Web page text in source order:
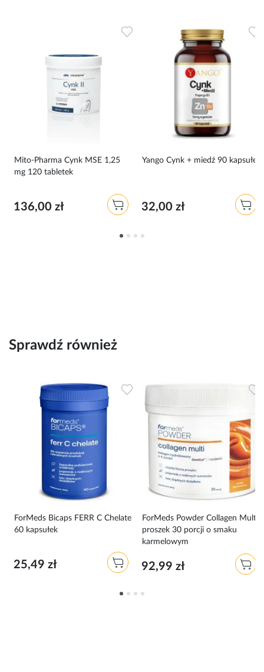
Mito-Pharma Cynk MSE 1,25
mg 120 tabletek
136,00 zł
Dodaj do ulubionych
Yango Cynk + miedź 90 kapsułek
32,00 zł
Sprawdź również
Dodaj do ulubionych
ForMeds Bicaps FERR C Chelate
60 kapsułek
25,49 zł
Dodaj do ulubionych
ForMeds Powder Collagen Multi
proszek 30 porcji o smaku
karmelowym
92,99 zł